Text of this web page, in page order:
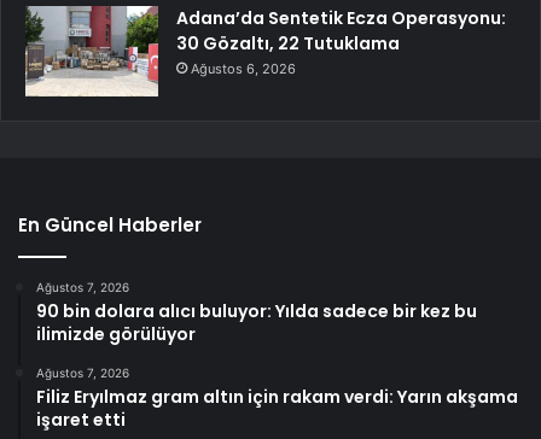
Adana’da Sentetik Ecza Operasyonu:
30 Gözaltı, 22 Tutuklama
Ağustos 6, 2026
En Güncel Haberler
Ağustos 7, 2026
90 bin dolara alıcı buluyor: Yılda sadece bir kez bu
ilimizde görülüyor
Ağustos 7, 2026
Filiz Eryılmaz gram altın için rakam verdi: Yarın akşama
işaret etti